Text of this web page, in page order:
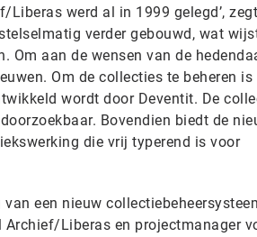
Liberas werd al in 1999 gelegd’, zegt
verder gebouwd, wat
aan de wensen van de
Om de collecties te beheren is
wordt door Deventit. De
Bovendien biedt de
die vrij typerend is voor
een nieuw
Liberas en projectmanager